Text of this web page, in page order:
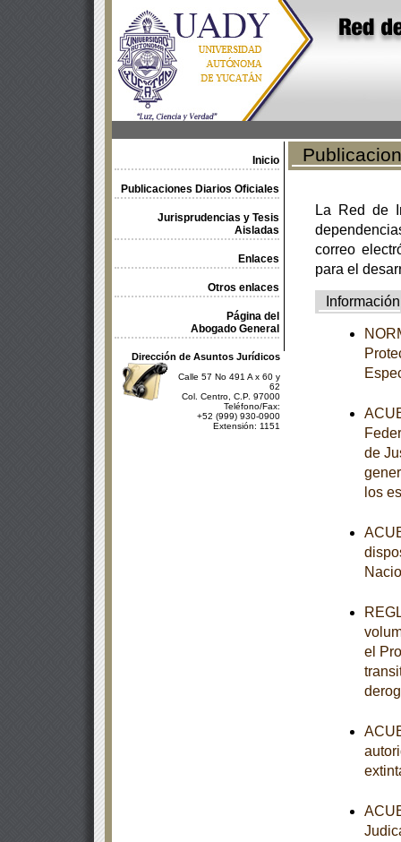
Inicio
Publicaciones Diarios Oficiales
Jurisprudencias y Tesis
Aisladas
Enlaces
Otros enlaces
Página del
Abogado General
Dirección de Asuntos Jurídicos
Calle 57 No 491 A x 60 y
62
Col. Centro, C.P. 97000
Teléfono/Fax:
+52 (999) 930-0900
Extensión: 1151
La Red de
correo
para el
Información
de
los
el